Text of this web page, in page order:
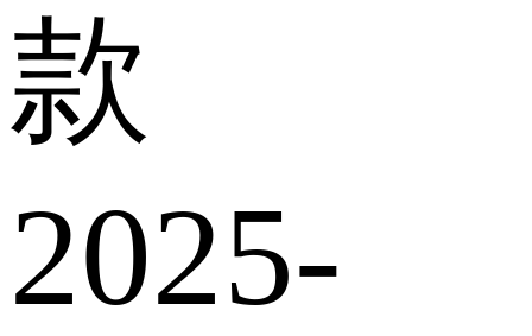
款
2025-